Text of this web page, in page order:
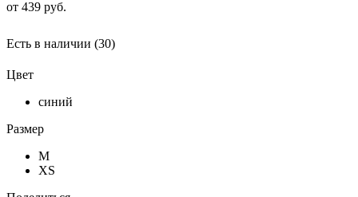
от 439 руб.
Есть в наличии (30)
Цвет
синий
Размер
M
XS